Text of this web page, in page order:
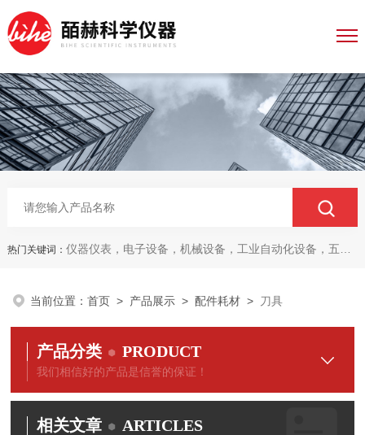
热门关键词： 仪器仪表，电子设备，机械设备，工业自动化设备，五金产品，电线电缆，金属材料，电子
当前位置：首页 > 产品展示 >配件耗材 > 刀具
产品分类 PRODUCT
我们相信好的产品是信誉的保证！
相关文章 ARTICLES